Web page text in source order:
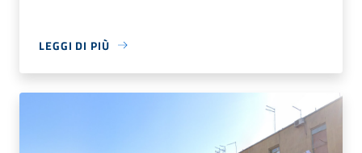
LEGGI DI PIÙ